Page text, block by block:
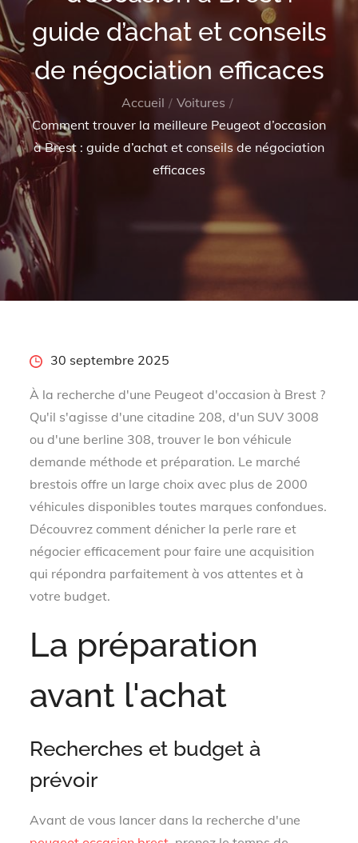
guide d’achat et conseils
de négociation efficaces
Accueil
Voitures
Comment trouver la meilleure Peugeot d’occasion
à Brest : guide d’achat et conseils de négociation
efficaces
Posted30 septembre 2025
À la recherche d'une Peugeot d'occasion à Brest ?
Qu'il s'agisse d'une citadine 208, d'un SUV 3008
ou d'une berline 308, trouver le bon véhicule
demande méthode et préparation. Le marché
brestois offre un large choix avec plus de 2000
véhicules disponibles toutes marques confondues.
Découvrez comment dénicher la perle rare et
négocier efficacement pour faire une acquisition
qui répondra parfaitement à vos attentes et à
votre budget.
La préparation
avant l'achat
Recherches et budget à
prévoir
Avant de vous lancer dans la recherche d'une